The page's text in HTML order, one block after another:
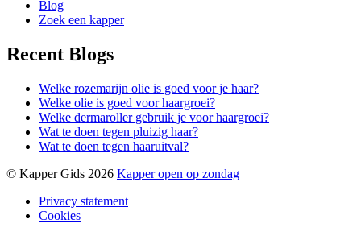
Blog
Zoek een kapper
Recent Blogs
Welke rozemarijn olie is goed voor je haar?
Welke olie is goed voor haargroei?
Welke dermaroller gebruik je voor haargroei?
Wat te doen tegen pluizig haar?
Wat te doen tegen haaruitval?
© Kapper Gids 2026 Kapper open op zondag
Privacy statement
Cookies